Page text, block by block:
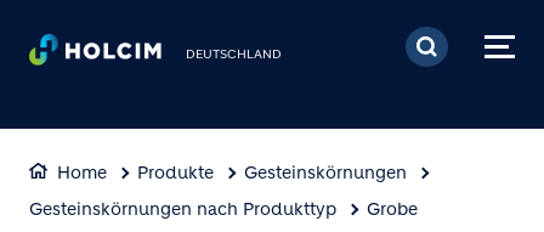
Direkt zum Inhalt
DEUTSCHLAND
Home Produkte
Gesteinskörnungen
Gesteinskörnungen nach Produkttyp
Grobe